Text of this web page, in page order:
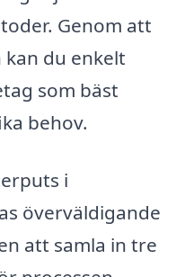
Genom att
du enkelt
som bäst
behov.
i
överväldigande
att samla in tre